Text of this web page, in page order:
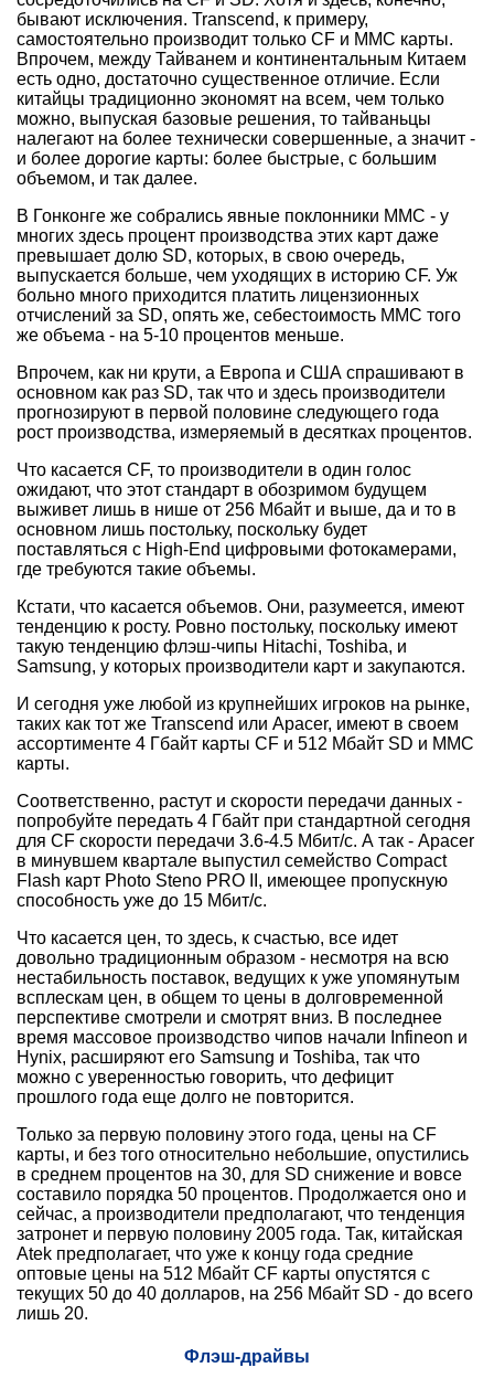
бывают исключения. Transcend, к примеру,
самостоятельно производит только CF и MMC карты.
Впрочем, между Тайванем и континентальным Китаем
есть одно, достаточно существенное отличие. Если
китайцы традиционно экономят на всем, чем только
можно, выпуская базовые решения, то тайваньцы
налегают на более технически совершенные, а значит -
и более дорогие карты: более быстрые, с большим
объемом, и так далее.
В Гонконге же собрались явные поклонники MMC - у
многих здесь процент производства этих карт даже
превышает долю SD, которых, в свою очередь,
выпускается больше, чем уходящих в историю CF. Уж
больно много приходится платить лицензионных
отчислений за SD, опять же, себестоимость MMC того
же объема - на 5-10 процентов меньше.
Впрочем, как ни крути, а Европа и США спрашивают в
основном как раз SD, так что и здесь производители
прогнозируют в первой половине следующего года
рост производства, измеряемый в десятках процентов.
Что касается CF, то производители в один голос
ожидают, что этот стандарт в обозримом будущем
выживет лишь в нише от 256 Мбайт и выше, да и то в
основном лишь постольку, поскольку будет
поставляться с High-End цифровыми фотокамерами,
где требуются такие объемы.
Кстати, что касается объемов. Они, разумеется, имеют
тенденцию к росту. Ровно постольку, поскольку имеют
такую тенденцию флэш-чипы Hitachi, Toshiba, и
Samsung, у которых производители карт и закупаются.
И сегодня уже любой из крупнейших игроков на рынке,
таких как тот же Transcend или Apacer, имеют в своем
ассортименте 4 Гбайт карты CF и 512 Мбайт SD и MMC
карты.
Соответственно, растут и скорости передачи данных -
попробуйте передать 4 Гбайт при стандартной сегодня
для CF скорости передачи 3.6-4.5 Мбит/с. А так - Apacer
в минувшем квартале выпустил семейство Compact
Flash карт Photo Steno PRO II, имеющее пропускную
способность уже до 15 Мбит/с.
Что касается цен, то здесь, к счастью, все идет
довольно традиционным образом - несмотря на всю
нестабильность поставок, ведущих к уже упомянутым
всплескам цен, в общем то цены в долговременной
перспективе смотрели и смотрят вниз. В последнее
время массовое производство чипов начали Infineon и
Hynix, расширяют его Samsung и Toshiba, так что
можно с уверенностью говорить, что дефицит
прошлого года еще долго не повторится.
Только за первую половину этого года, цены на CF
карты, и без того относительно небольшие, опустились
в среднем процентов на 30, для SD снижение и вовсе
составило порядка 50 процентов. Продолжается оно и
сейчас, а производители предполагают, что тенденция
затронет и первую половину 2005 года. Так, китайская
Atek предполагает, что уже к концу года средние
оптовые цены на 512 Мбайт CF карты опустятся с
текущих 50 до 40 долларов, на 256 Мбайт SD - до всего
лишь 20.
Флэш-драйвы